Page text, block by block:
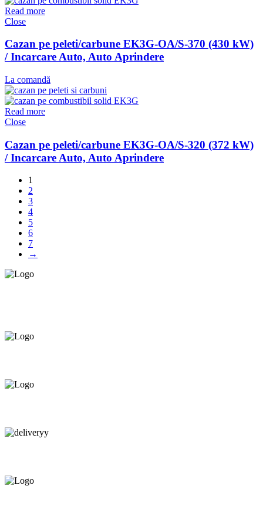
Read more
Close
Cazan pe peleti/carbune EK3G-OA/S-370 (430 kW)
/ Incarcare Auto, Auto Aprindere
La comandă
Read more
Close
Cazan pe peleti/carbune EK3G-OA/S-320 (372 kW)
/ Incarcare Auto, Auto Aprindere
1
2
3
4
5
6
7
→